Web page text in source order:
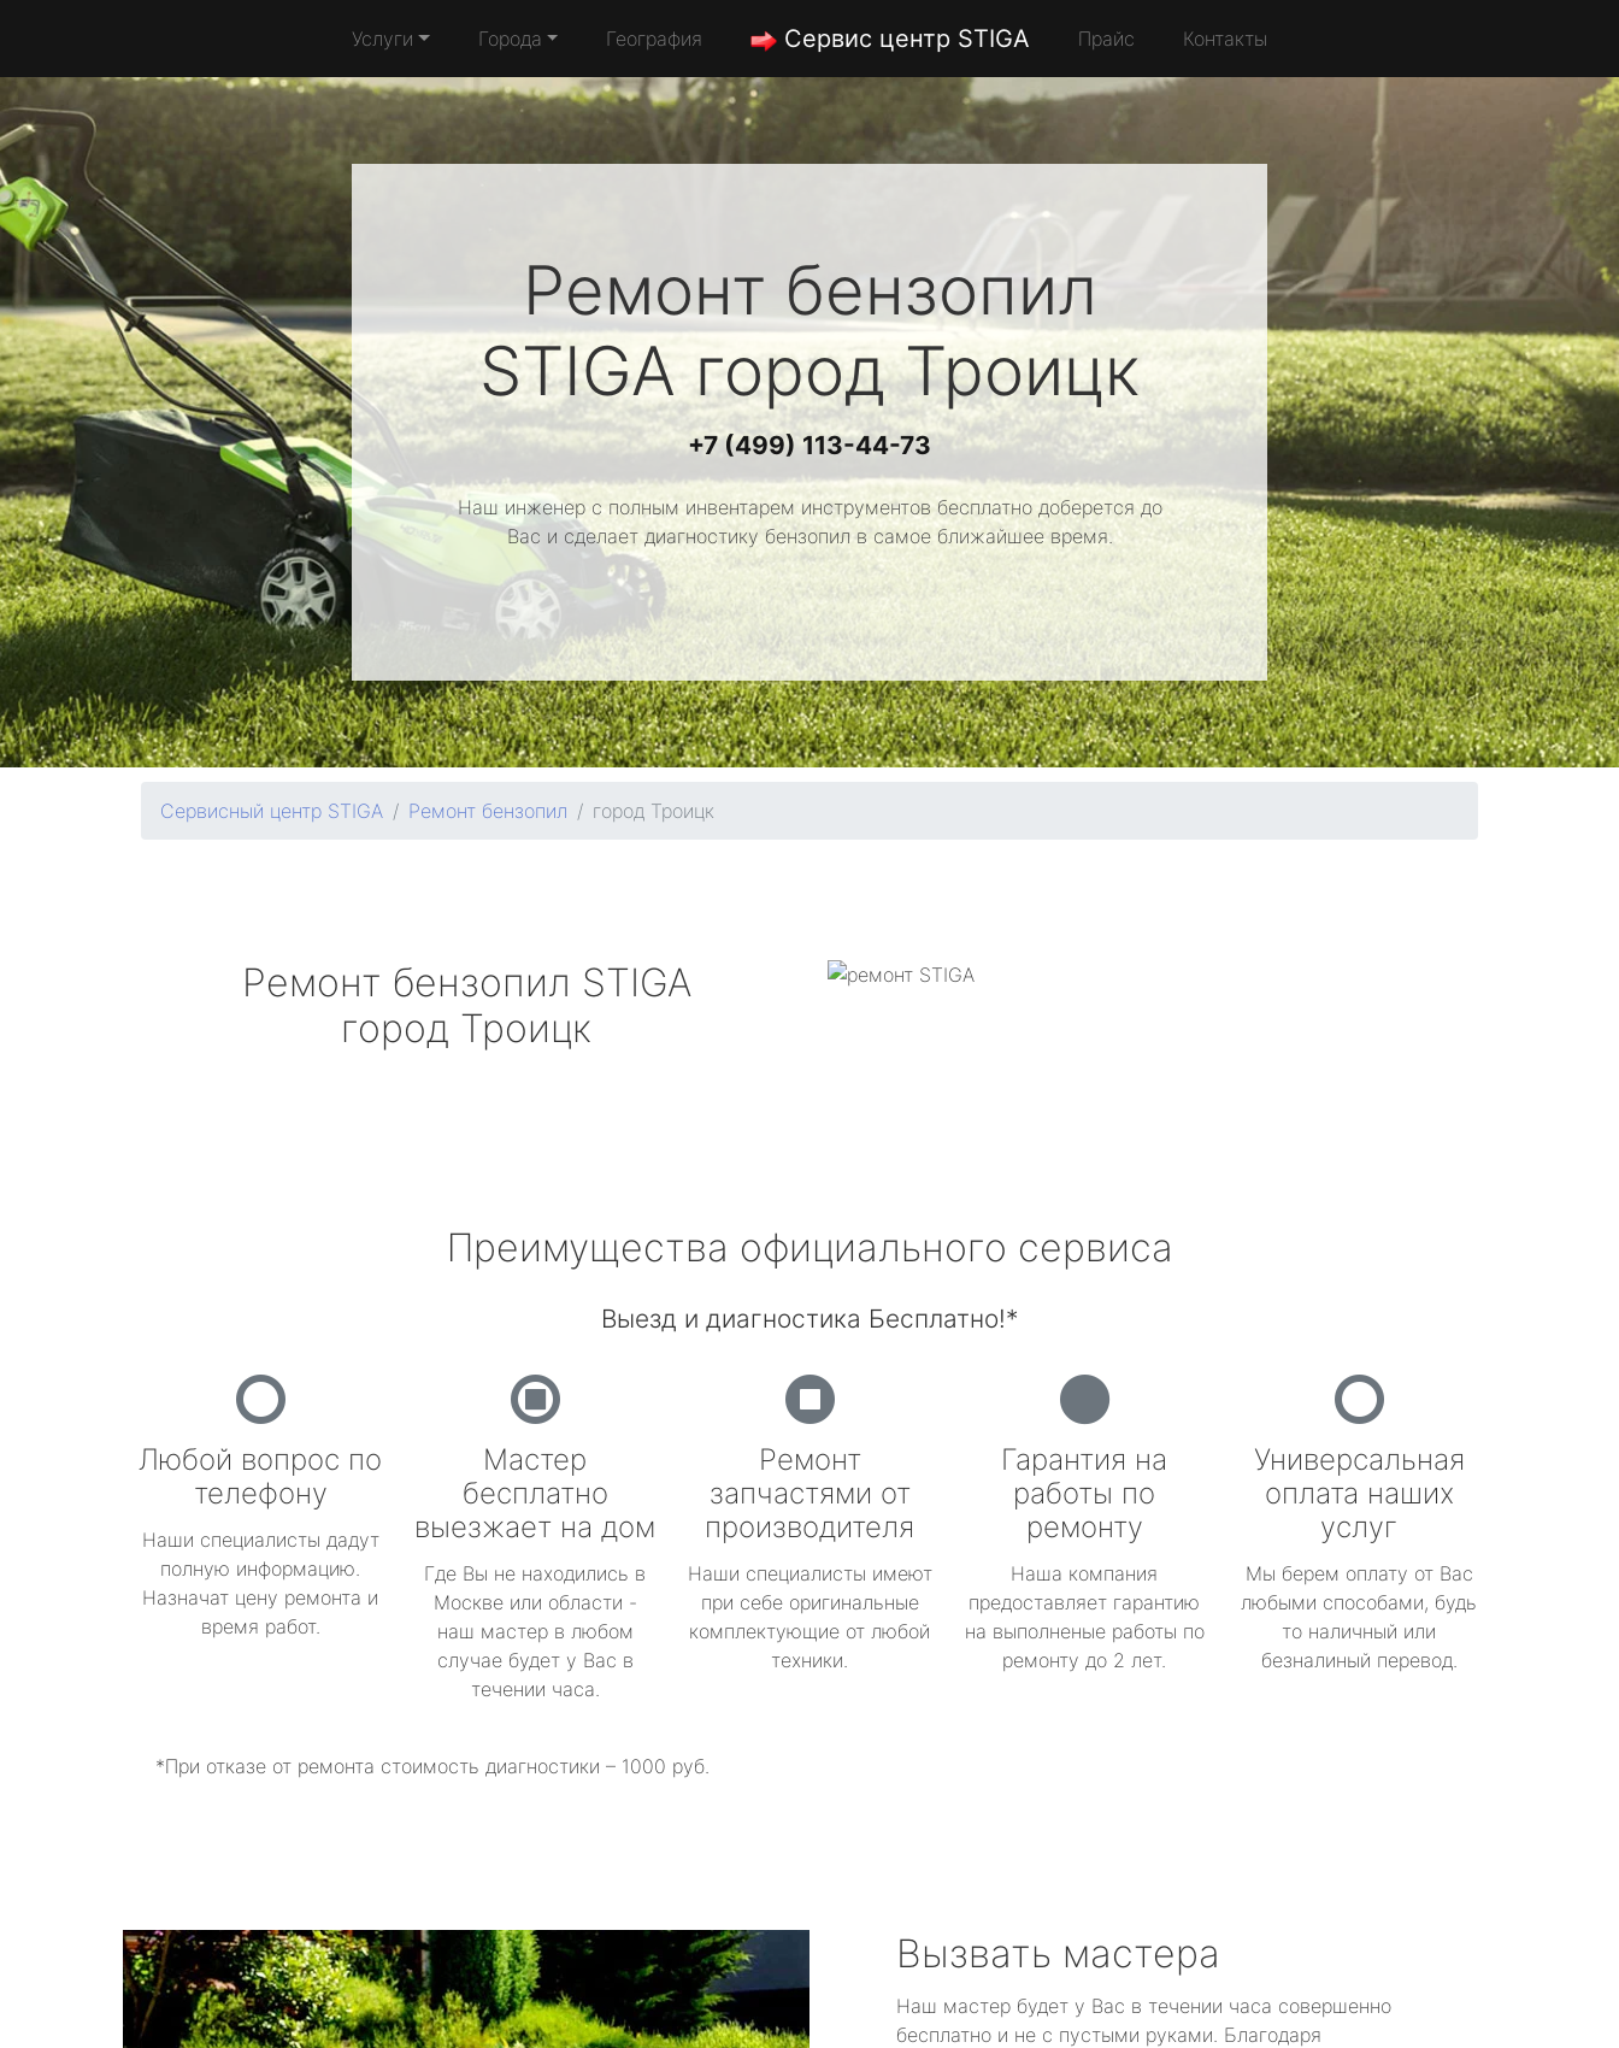
Услуги Города География Сервис центр STIGA Прайс Контакты
Ремонт бензопил
STIGAгород Троицк
+7 (499) 113-44-73
Наш инженер с полным инвентарем инструментов бесплатно доберется до
Вас и сделает диагностику бензопил в самое ближайшее время.
Сервисный центр STIGA Ремонт бензопил город Троицк
Ремонт бензопил STIGA
город Троицк
Преимущества официального сервиса
Выезд и диагностика Бесплатно!*
Любой вопрос по
телефону
Наши специалисты дадут
полную информацию.
Назначат цену ремонта и
время работ.
Мастер
бесплатно
выезжает на дом
Где Вы не находились в
Москве или области -
наш мастер в любом
случае будет у Вас в
течении часа.
Ремонт
запчастями от
производителя
Наши специалисты имеют
при себе оригинальные
комплектующие от любой
техники.
Гарантия на
работы по
ремонту
Наша компания
предоставляет гарантию
на выполненые работы по
ремонту до 2 лет.
Универсальная
оплата наших
услуг
Мы берем оплату от Вас
любыми способами, будь
то наличный или
безналиный перевод.
*При отказе от ремонта стоимость диагностики – 1000 руб.
Вызвать мастера
Наш мастер будет у Вас в течении часа совершенно
бесплатно и не с пустыми руками. Благодаря